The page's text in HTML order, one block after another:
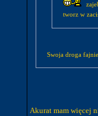
tworz w
Swoja droga
Akurat mam więcej